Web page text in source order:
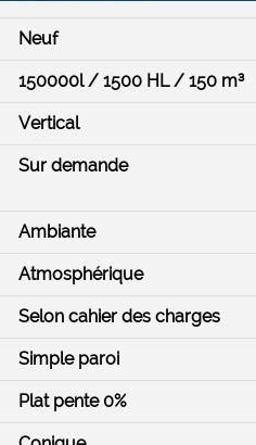
Neuf
150000l / 1500 HL / 150 m³
Vertical
Sur demande
Ambiante
Atmosphérique
Selon cahier des charges
Simple paroi
Plat pente 0%